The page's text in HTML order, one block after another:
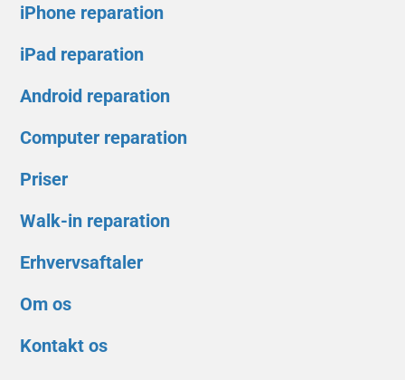
iPhone reparation
iPad reparation
Android reparation
Computer reparation
Priser
Walk-in reparation
Erhvervsaftaler
Om os
Kontakt os